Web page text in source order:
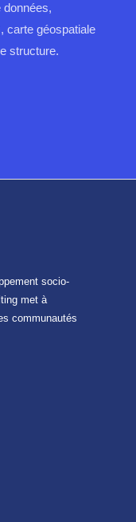
carte géospatiale
structure.
socio-
met à
communautés